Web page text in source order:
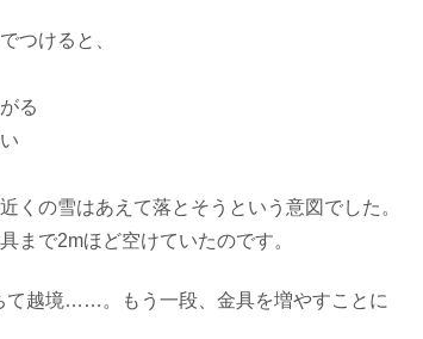
つけると、
る
くの雪はあえて落とそうという意図でした。
まで2mほど空けていたのです。
て越境……。もう一段、金具を増やすことに